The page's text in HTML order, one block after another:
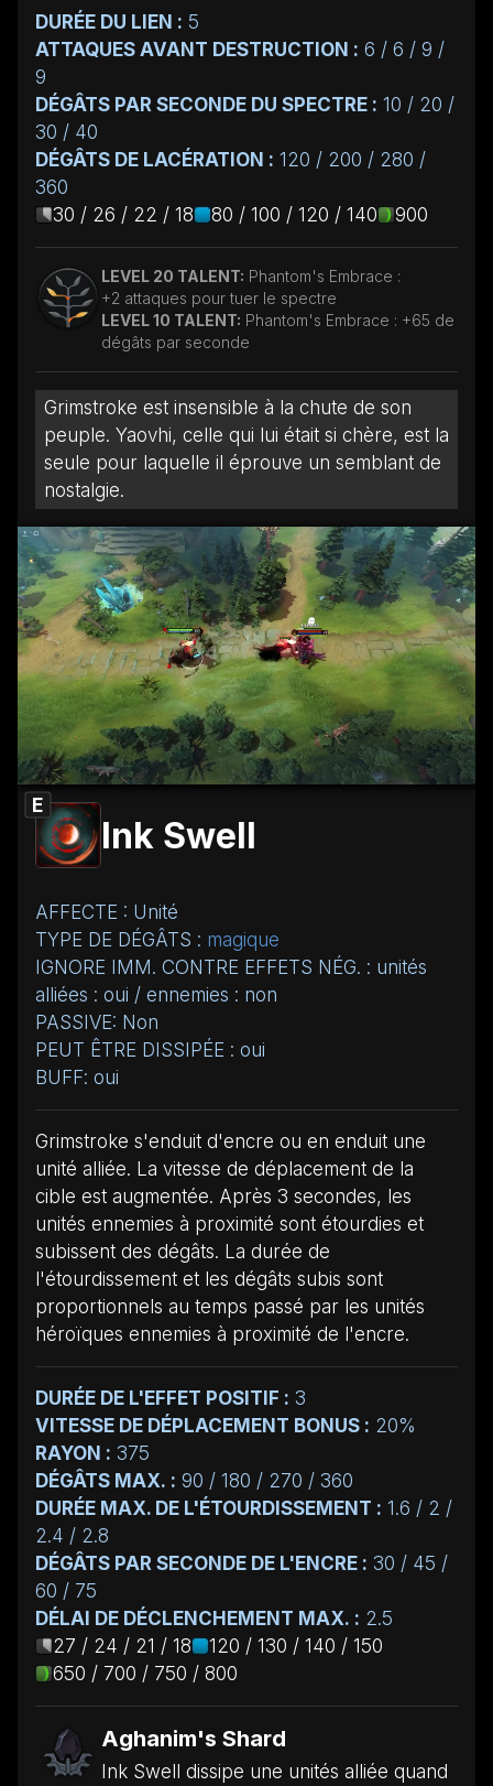
DURÉE DU LIEN : 5
ATTAQUES AVANT DESTRUCTION : 6 / 6 / 9 /
9
DÉGÂTS PAR SECONDE DU SPECTRE : 10 / 20 /
30 / 40
DÉGÂTS DE LACÉRATION : 120 / 200 / 280 /
360
30 / 26 / 22 / 18
80 / 100 / 120 / 140 900
LEVEL 20 TALENT: Phantom's Embrace :
+2 attaques pour tuer le spectre
LEVEL 10 TALENT: Phantom's Embrace : +65 de
dégâts par seconde
Grimstroke est insensible à la chute de son
peuple. Yaovhi, celle qui lui était si chère, est la
seule pour laquelle il éprouve un semblant de
nostalgie.
E
Ink Swell
AFFECTE : Unité
TYPE DE DÉGÂTS : magique
IGNORE IMM. CONTRE EFFETS NÉG. : unités
alliées : oui / ennemies : non
PASSIVE: Non
PEUT ÊTRE DISSIPÉE : oui
BUFF: oui
Grimstroke s'enduit d'encre ou en enduit une
unité alliée. La vitesse de déplacement de la
cible est augmentée. Après 3 secondes, les
unités ennemies à proximité sont étourdies et
subissent des dégâts. La durée de
l'étourdissement et les dégâts subis sont
proportionnels au temps passé par les unités
héroïques ennemies à proximité de l'encre.
DURÉE DE L'EFFET POSITIF : 3
VITESSE DE DÉPLACEMENT BONUS : 20%
RAYON : 375
DÉGÂTS MAX. : 90 / 180 / 270 / 360
DURÉE MAX. DE L'ÉTOURDISSEMENT : 1.6 / 2 /
2.4 / 2.8
DÉGÂTS PAR SECONDE DE L'ENCRE : 30 / 45 /
60 / 75
DÉLAI DE DÉCLENCHEMENT MAX. : 2.5
27 / 24 / 21 / 18
120 / 130 / 140 / 150
650 / 700 / 750 / 800
Aghanim's Shard
Ink Swell dissipe une unités alliée quand